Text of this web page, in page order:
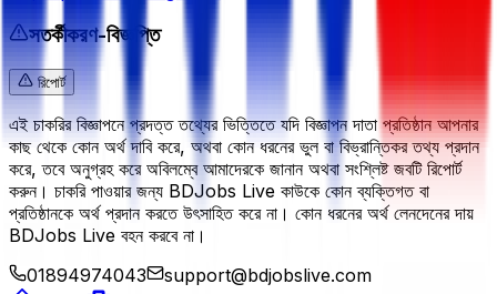
সতর্কীকরণ-বিজ্ঞপ্তি
রিপোর্ট
এই চাকরির বিজ্ঞাপনে প্রদত্ত তথ্যের ভিত্তিতে যদি বিজ্ঞাপন দাতা প্রতিষ্ঠান আপনার
কাছ থেকে কোন অর্থ দাবি করে, অথবা কোন ধরনের ভুল বা বিভ্রান্তিকর তথ্য প্রদান
করে, তবে অনুগ্রহ করে অবিলম্বে আমাদেরকে জানান অথবা সংশ্লিষ্ট জবটি রিপোর্ট
করুন। চাকরি পাওয়ার জন্য BDJobs Live কাউকে কোন ব্যক্তিগত বা
প্রতিষ্ঠানকে অর্থ প্রদান করতে উৎসাহিত করে না। কোন ধরনের অর্থ লেনদেনের দায়
BDJobs Live বহন করবে না।
01894974043
support@bdjobslive.com